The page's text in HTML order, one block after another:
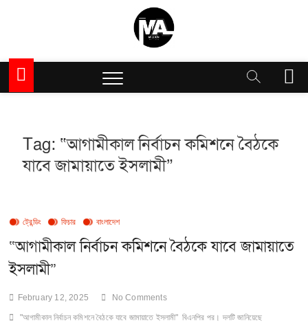
Million Articles
M
e
Tag: “আগামীকাল নির্বাচন কমিশনে বৈঠকে
যাবে জামায়াতে ইসলামী”
ট্রেন্ডিং ফিচার বাংলাদেশ
“আগামীকাল নির্বাচন কমিশনে বৈঠকে যাবে জামায়াতে
ইসলামী”
February 12, 2025 No Comments
"আগামীকাল নির্বাচন কমিশনে বৈঠকে যাবে জামায়াতে ইসলামী" বিএনপির পর। দলটি জানিয়েছে